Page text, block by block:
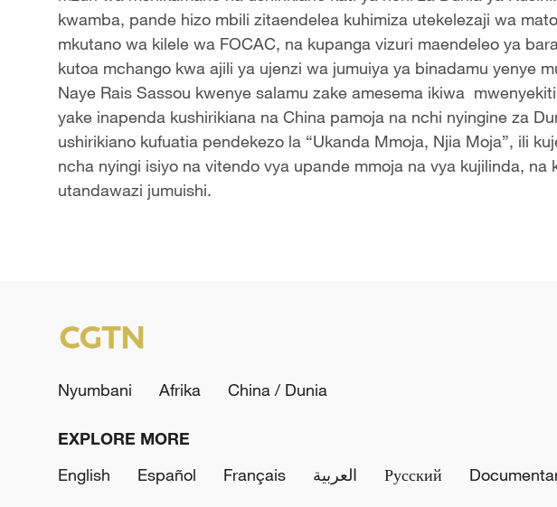
kwamba, pande hizo mbili zitaendelea kuhimiza utekelezaji wa
mkutano wa kilele wa FOCAC, na kupanga vizuri maendeleo ya
kutoa mchango kwa ajili ya ujenzi wa jumuiya ya binadamu yenye
Naye Rais Sassou kwenye salamu zake amesema ikiwa
yake inapenda kushirikiana na China pamoja na nchi nyingine za
ushirikiano kufuatia pendekezo la “Ukanda Mmoja, Njia Moja”, ili
ncha nyingi isiyo na vitendo vya upande mmoja na vya kujilinda, na
utandawazi jumuishi.
Nyumbani Afrika China / Dunia
EXPLORE MORE
English
Español Français العربية Русский